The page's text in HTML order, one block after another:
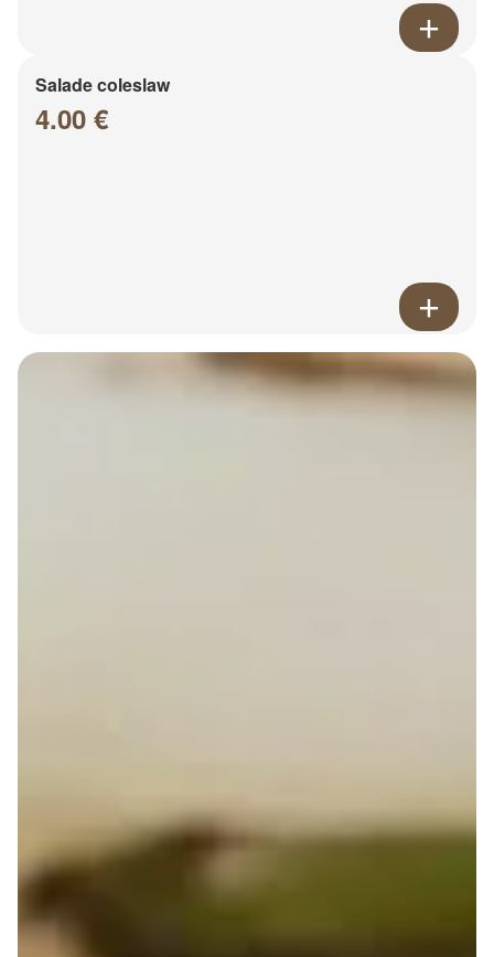
Salade coleslaw
4.00 €